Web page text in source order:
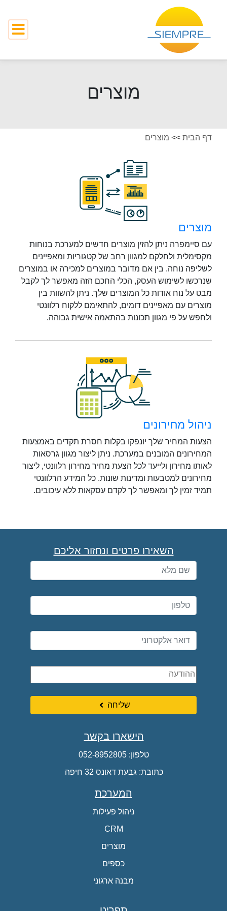
מוצרים
דף הבית >> מוצרים
מוצרים
עם סיימפרה ניתן להזין מוצרים חדשים למערכת בנוחות
מקסימלית ולחלקם למגוון רחב של קטגוריות ומאפיינים
לשליפה נוחה. בין אם מדובר במוצרים למכירה או במוצרים
שנרכשו לשימוש העסק, הכלי החכם הזה מאפשר לך לקבל
מבט על נוח אודות כל המוצרים שלך. ניתן להשוות בין
מוצרים עם מאפיינים דומים, להתאימם ללקוח רלוונטי
ולחפש על פי מגוון תכונות בהתאמה אישית גבוהה.
ניהול מחירונים
הצעות המחיר שלך יונפקו בקלות חסרת תקדים באמצעות
המחירונים המובנים במערכת. ניתן ליצור מגוון גרסאות
לאותו מחירון ולייעד לכל הצעת מחיר מחירון רלוונטי, ליצור
מחירונים למטבעות ומדינות שונות. כל המידע הרלוונטי
תמיד זמין לך ומאפשר לך לקדם עסקאות ללא עיכובים.
השאירו פרטים ונחזור אליכם
שליחה
הישארו בקשר
טלפון:
כתובת: גבעת דאונס 32 חיפה
המערכת
ניהול פעילות
CRM
מוצרים
כספים
מבנה ארגוני